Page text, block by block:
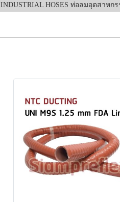
INDUSTRIAL HOSES ท่อลมอุตสาหก